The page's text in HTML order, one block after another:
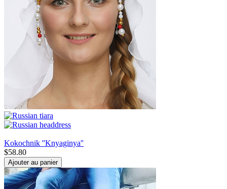
Kokochnik ''Knyaginya''
$58.80
Ajouter au panier